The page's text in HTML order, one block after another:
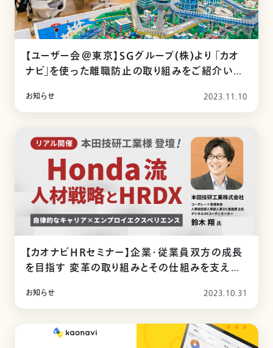
【ユーザー会＠東京】SGグループ(株)より 「カオ
ナビ」を使った離職防止の取り組みをご紹介いた
お知らせ 2023.11.10
【カオナビHRセミナー】企業・従業員双方の成長
を目指す 変革の取り組みとその仕組みを支える
お知らせ 2023.10.31